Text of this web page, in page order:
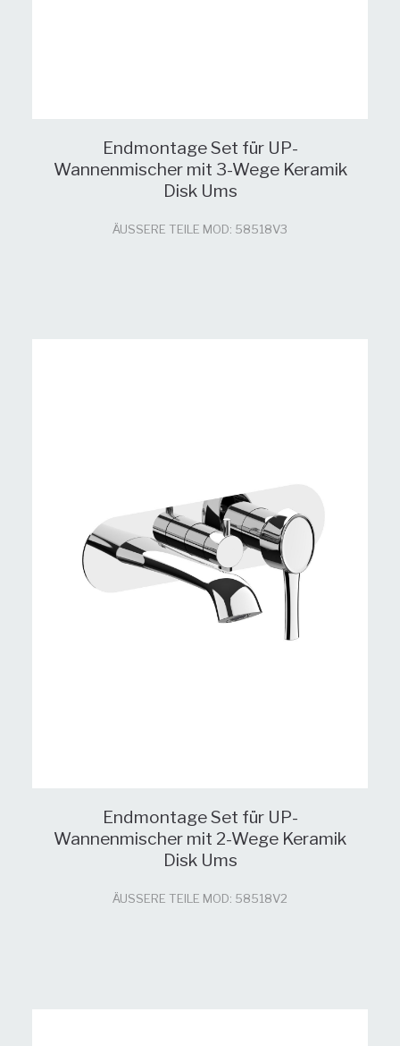
Endmontage Set für UP-
Wannenmischer mit 3-Wege Keramik
Disk Ums
ÄUSSERE TEILE MOD: 58518V3
Endmontage Set für UP-
Wannenmischer mit 2-Wege Keramik
Disk Ums
ÄUSSERE TEILE MOD: 58518V2